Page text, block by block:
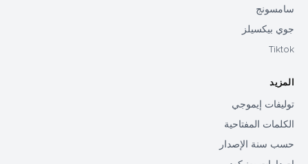
سامسونج
جوي بيكسيلز
Tiktok
المزيد
توليفات إيموجي
الكلمات المفتاحية
حسب سنة الإصدار